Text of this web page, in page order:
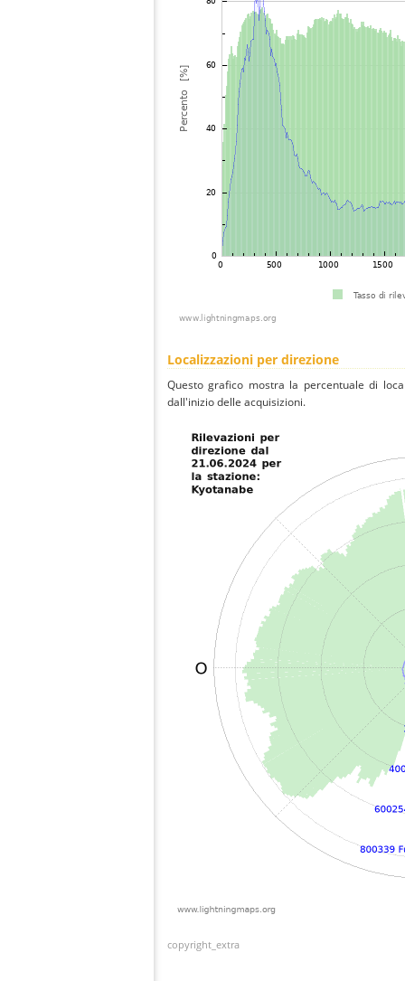
Localizzazioni per direzione
Questo grafico mostra la percentuale di
dall'inizio delle acquisizioni.
copyright_extra